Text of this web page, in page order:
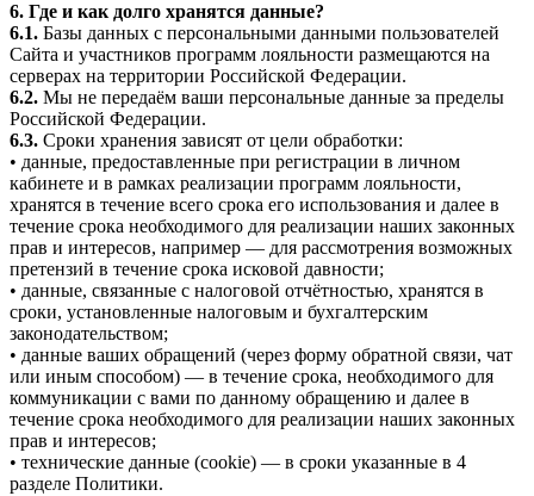
6. Где и как долго хранятся данные?
6.1. Базы данных с персональными данными пользователей
Сайта и участников программ лояльности размещаются на
серверах на территории Российской Федерации.
6.2. Мы не передаём ваши персональные данные за пределы
Российской Федерации.
6.3. Сроки хранения зависят от цели обработки:
• данные, предоставленные при регистрации в личном
кабинете и в рамках реализации программ лояльности,
хранятся в течение всего срока его использования и далее в
течение срока необходимого для реализации наших законных
прав и интересов, например — для рассмотрения возможных
претензий в течение срока исковой давности;
• данные, связанные с налоговой отчётностью, хранятся в
сроки, установленные налоговым и бухгалтерским
законодательством;
• данные ваших обращений (через форму обратной связи, чат
или иным способом) — в течение срока, необходимого для
коммуникации с вами по данному обращению и далее в
течение срока необходимого для реализации наших законных
прав и интересов;
• технические данные (cookie) — в сроки указанные в 4
разделе Политики.